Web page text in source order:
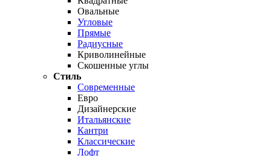
Овальные
Угловые
Прямые
Радиусные
Криволинейные
Скошенные углы
Стиль
Современные
Евро
Дизайнерские
Итальянские
Кантри
Классические
Лофт